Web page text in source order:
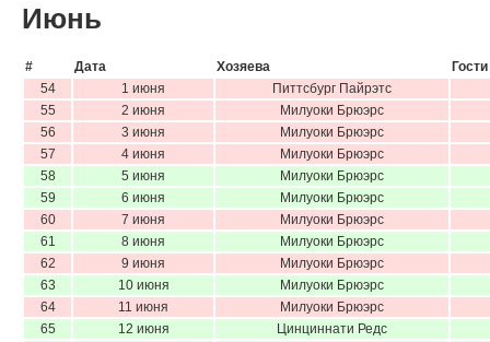
Июнь
# Дата Хозяева
Гости
54
1 июня
Питтсбург Пайрэтс
55
2 июня
Милуоки Брюэрс
56
3 июня
Милуоки Брюэрс
57
4 июня
Милуоки Брюэрс
58
5 июня
Милуоки Брюэрс
59
6 июня
Милуоки Брюэрс
60
7 июня
Милуоки Брюэрс
61
8 июня
Милуоки Брюэрс
62
9 июня
Милуоки Брюэрс
63
10 июня
Милуоки Брюэрс
64
11 июня
Милуоки Брюэрс
65
12 июня Цинциннати Редс